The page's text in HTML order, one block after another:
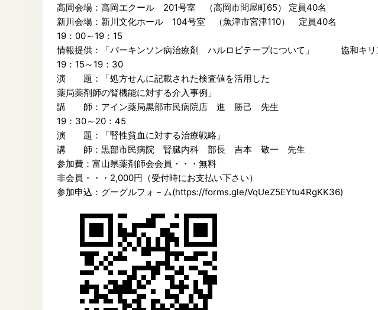
高岡会場：高岡エクール 201号室 （高岡市問屋町65） 定員40名
新川会場：新川文化ホール 104号室 （魚津市宮津110） 定員40名
19：00～19：15
情報提供：「パーキンソン病治療剤 ハルロピテープについて」 協和キリ
19：15～19：30
演 題：「処方せんに記載された検査値を活用した
薬局薬剤師の腎機能に対する介入事例」
講 師：アイン薬局黒部市民病院店 進 勝己 先生
19：30～20：45
演 題：「腎性貧血に対する治療戦略」
講 師：黒部市民病院 腎臓内科 部長 吉本 敬一 先生
参加費：富山県薬剤師会会員・・・無料
非会員・・・2,000円（受付時にお支払い下さい）
参加申込：グーグルフォ－ム(https://forms.gle/VqUeZ5EYtu4RgKK36)